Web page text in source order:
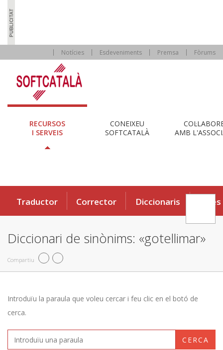
Notícies Esdeveniments Premsa Fòrums
RECURSOS
I SERVEIS
CONEIXEU
SOFTCATALÀ
AMB
Traductor Corrector Diccionaris Eines
Diccionari de sinònims: «gotellimar»
Compartiu
Introduïu la paraula que voleu cercar i feu clic en el botó de
cerca.
CERCA